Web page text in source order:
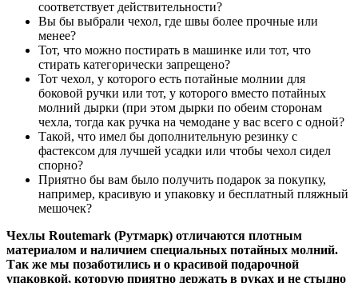
соответствует действительности?
Вы бы выбрали чехол, где швы более прочные или
менее?
Тот, что можно постирать в машинке или тот, что
стирать категорически запрещено?
Тот чехол, у которого есть потайные молнии для
боковой ручки или тот, у которого вместо потайных
молний дырки (при этом дырки по обеим сторонам
чехла, тогда как ручка на чемодане у вас всего с одной?
Такой, что имел бы дополнительную резинку с
фастексом для лучшей усадки или чтобы чехол сидел
спорно?
Приятно бы вам было получить подарок за покупку,
например, красивую и упаковку и бесплатный пляжный
мешочек?
Чехлы Routemark (Рутмарк) отличаются плотным
материалом и наличием специальных потайных молний.
Так же мы позаботились и о красивой подарочной
упаковкой, которую приятно держать в руках и не стыдно